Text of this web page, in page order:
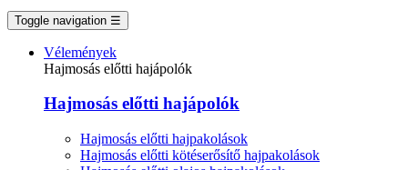
Toggle navigation ☰
Vélemények
Hajmosás előtti hajápolók
Hajmosás előtti hajápolók
Hajmosás előtti hajpakolások
Hajmosás előtti kötéserősítő hajpakolások